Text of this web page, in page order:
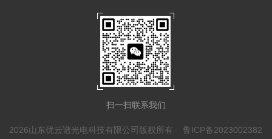
扫一扫联系我们
2026山东优云谱光电科技有限公司版权所有 鲁ICP备2023002382